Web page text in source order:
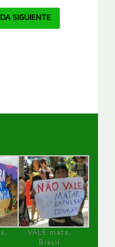
SIGUIENTE
VALE mata,
Brasil